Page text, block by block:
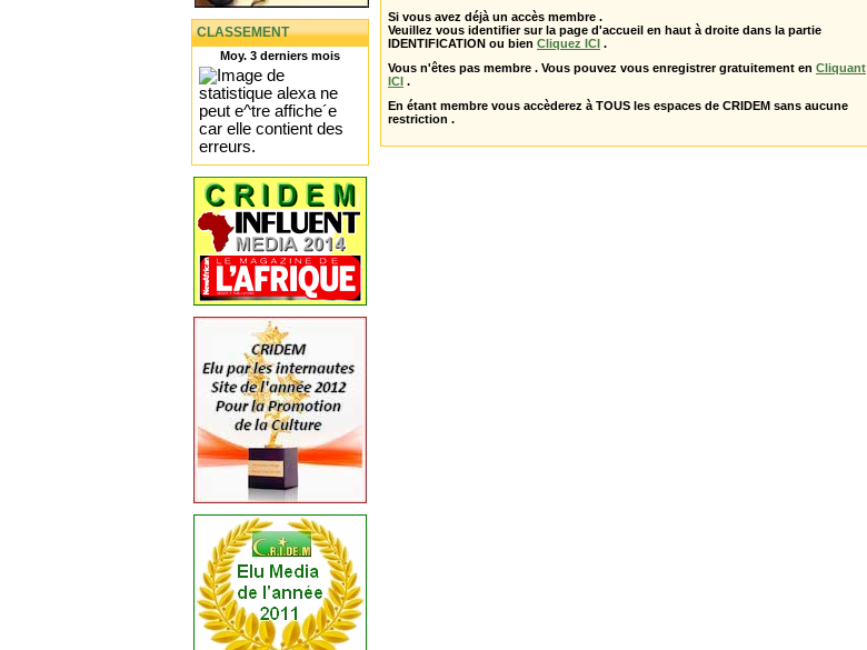
CLASSEMENT
Moy. 3 derniers mois
Si vous avez déjà un accès membre .
Veuillez vous identifier sur la page d'accueil en haut à droite dans la partie
IDENTIFICATION ou bien Cliquez ICI .
Vous n'êtes pas membre . Vous pouvez vous enregistrer gratuitement en Cliquant
ICI .
En étant membre vous accèderez à TOUS les espaces de CRIDEM sans aucune
restriction .